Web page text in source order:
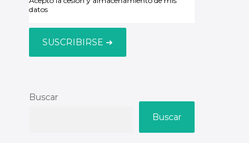
datos
Buscar
Buscar